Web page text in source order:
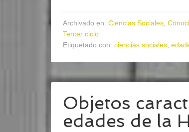
Archivado en: Ciencias Sociales
Tercer ciclo
Etiquetado con: ciencias sociales
Objetos
edades de la